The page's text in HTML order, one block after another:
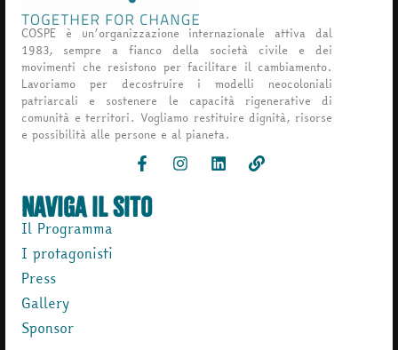
COSPE è un’organizzazione internazionale attiva dal
1983, sempre a fianco della società civile e dei
movimenti che resistono per facilitare il cambiamento.
Lavoriamo per decostruire i modelli neocoloniali
patriarcali e sostenere le capacità rigenerative di
comunità e territori. Vogliamo restituire dignità, risorse
e possibilità alle persone e al pianeta.
naviga il sito
Il Programma
I protagonisti
Press
Gallery
Sponsor